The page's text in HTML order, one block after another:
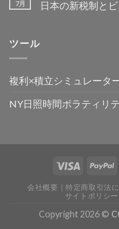
7月
日本の新税制と
ツール
複利×積立シミュレータ
NY日照時間ボラティリ
会社概要｜特定商取引法
サイトポリシー
Copyright 2026 ©